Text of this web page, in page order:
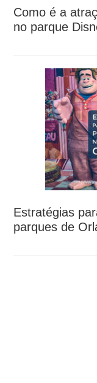
Como é a
no parque
Estratégias
parques de